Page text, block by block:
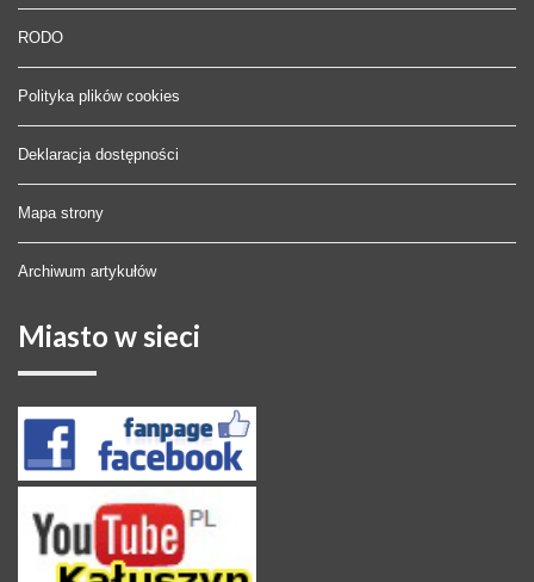
RODO
Polityka plików cookies
Deklaracja dostępności
Mapa strony
Archiwum artykułów
Miasto w sieci